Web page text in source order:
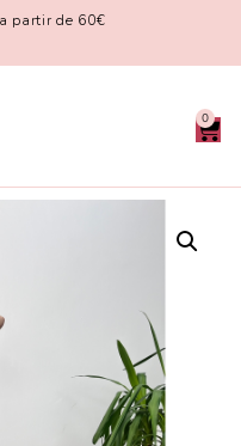
partir de 60€
0